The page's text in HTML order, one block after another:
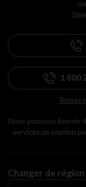
1 800
Toutes
Nous pouvons fournir
services de soutien
Changer de région